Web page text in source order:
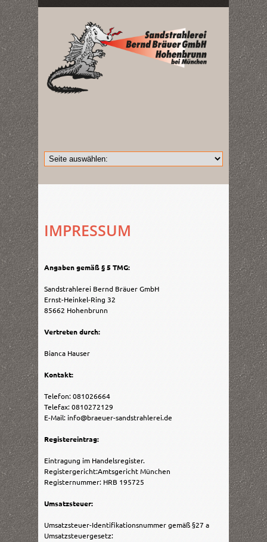
IMPRESSUM
Angaben gemäß § 5 TMG:
Sandstrahlerei Bernd Bräuer GmbH
Ernst-Heinkel-Ring 32
85662 Hohenbrunn
Vertreten durch:
Bianca Hauser
Kontakt:
Telefon: 081026664
Telefax: 0810272129
E-Mail: info@braeuer-sandstrahlerei.de
Registereintrag:
Eintragung im Handelsregister.
Registergericht:Amtsgericht München
Registernummer: HRB 195725
Umsatzsteuer:
Umsatzsteuer-Identifikationsnummer gemäß §27 a
Umsatzsteuergesetz: